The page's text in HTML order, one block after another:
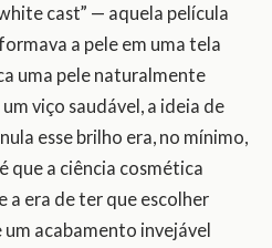
cast” — aquela película
a pele em uma tela
uma pele naturalmente
viço saudável, a ideia de
esse brilho era, no mínimo,
que a ciência cosmética
a era de ter que escolher
acabamento invejável